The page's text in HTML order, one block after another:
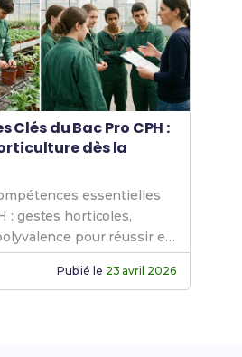
Clés du Bac Pro CPH :
dès la
essentielles
: gestes horticoles,
pour réussir en
Publié le 23 avril 2026